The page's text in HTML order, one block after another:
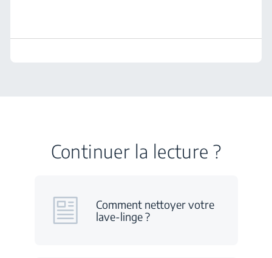
Continuer la lecture ?
Comment nettoyer votre
lave-linge ?